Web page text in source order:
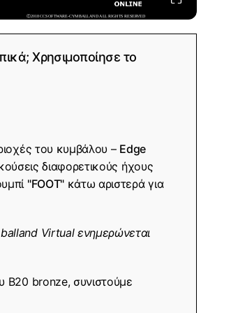
Χρησιμοποίησε το
του κυμβάλου – Edge
διαφορετικούς ήχους
"FOOT"κάτω αριστερά για
Virtual ενημερώνεται
B20 bronze, συνιστούμε